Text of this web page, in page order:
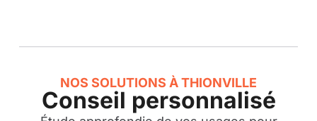
NOS SOLUTIONS À THIONVILLE
Conseil personnalisé